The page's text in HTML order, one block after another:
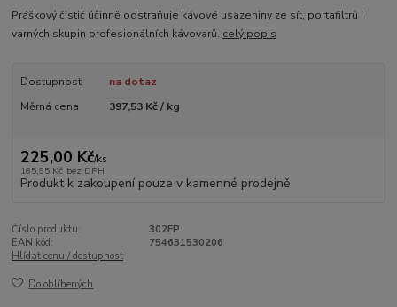
Práškový čistič účinně odstraňuje kávové usazeniny ze sít, portafiltrů i
varných skupin profesionálních kávovarů. celý popis
Dostupnost
na dotaz
Měrná cena
397,53 Kč / kg
225,00 Kč/ks
185,95 Kč bez DPH
Produkt k zakoupení pouze v kamenné prodejně
Číslo produktu:
302FP
EAN kód:
754631530206
Hlídat cenu / dostupnost
Do oblíbených